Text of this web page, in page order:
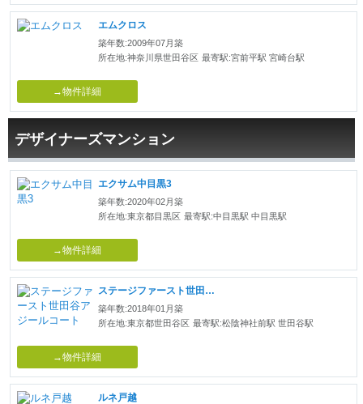
エムクロス
築年数:2009年07月築
所在地:神奈川県世田谷区 最寄駅:宮前平駅 宮崎台駅
→物件詳細
デザイナーズマンション
エクサム中目黒3
築年数:2020年02月築
所在地:東京都目黒区 最寄駅:中目黒駅 中目黒駅
→物件詳細
ステージファースト世田谷アジールコート
築年数:2018年01月築
所在地:東京都世田谷区 最寄駅:松陰神社前駅 世田谷駅
→物件詳細
ルネ戸越